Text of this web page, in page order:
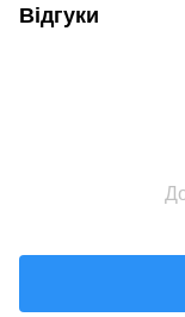
Відгуки